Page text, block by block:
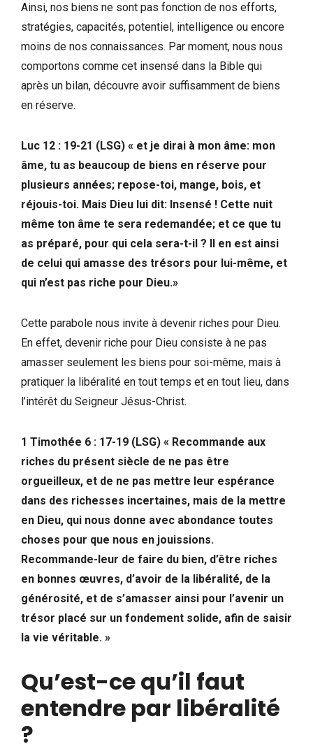
Ainsi, nos biens ne sont pas fonction de nos efforts,
stratégies, capacités, potentiel, intelligence ou encore
moins de nos connaissances. Par moment, nous nous
comportons comme cet insensé dans la Bible qui
après un bilan, découvre avoir suffisamment de biens
en réserve.
Luc 12 : 19-21 (LSG) « et je dirai à mon âme: mon
âme, tu as beaucoup de biens en réserve pour
plusieurs années; repose-toi, mange, bois, et
réjouis-toi. Mais Dieu lui dit: Insensé ! Cette nuit
même ton âme te sera redemandée; et ce que tu
as préparé, pour qui cela sera-t-il ? Il en est ainsi
de celui qui amasse des trésors pour lui-même, et
qui n’est pas riche pour Dieu.»
Cette parabole nous invite à devenir riches pour Dieu.
En effet, devenir riche pour Dieu consiste à ne pas
amasser seulement les biens pour soi-même, mais à
pratiquer la libéralité en tout temps et en tout lieu, dans
l’intérêt du Seigneur Jésus-Christ.
1 Timothée 6 : 17-19 (LSG) « Recommande aux
riches du présent siècle de ne pas être
orgueilleux, et de ne pas mettre leur espérance
dans des richesses incertaines, mais de la mettre
en Dieu, qui nous donne avec abondance toutes
choses pour que nous en jouissions.
Recommande-leur de faire du bien, d’être riches
en bonnes œuvres, d’avoir de la libéralité, de la
générosité, et de s’amasser ainsi pour l’avenir un
trésor placé sur un fondement solide, afin de saisir
la vie véritable. »
Qu’est-ce qu’il faut
entendre par libéralité
?